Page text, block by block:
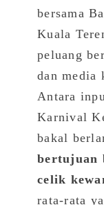
bersama
Kuala
peluang
dan media
Antara
Karnival
bakal
bertujuan
celik
rata-rata